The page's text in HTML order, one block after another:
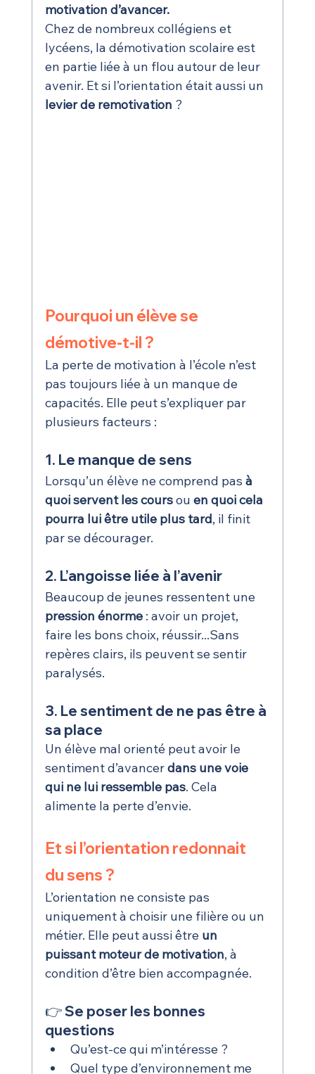
motivation d’avancer.
Chez de nombreux collégiens et
lycéens, la démotivation scolaire est
en partie liée à un flou autour de leur
avenir. Et si l’orientation était aussi un
levier de remotivation ?
Pourquoi un élève se
démotive-t-il ?
La perte de motivation à l’école n’est
pas toujours liée à un manque de
capacités. Elle peut s’expliquer par
plusieurs facteurs :
1. Le manque de sens
Lorsqu’un élève ne comprend pas à
quoi servent les cours ou en quoi cela
pourra lui être utile plus tard, il finit
par se décourager.
2. L’angoisse liée à l’avenir
Beaucoup de jeunes ressentent une
pression énorme : avoir un projet,
faire les bons choix, réussir...Sans
repères clairs, ils peuvent se sentir
paralysés.
3. Le sentiment de ne pas être à
sa place
Un élève mal orienté peut avoir le
sentiment d’avancer dans une voie
qui ne lui ressemble pas. Cela
alimente la perte d’envie.
Et si l’orientation redonnait
du sens ?
L’orientation ne consiste pas
uniquement à choisir une filière ou un
métier. Elle peut aussi être un
puissant moteur de motivation, à
condition d’être bien accompagnée.
👉 Se poser les bonnes
questions
Qu’est-ce qui m’intéresse ?
Quel type d’environnement me